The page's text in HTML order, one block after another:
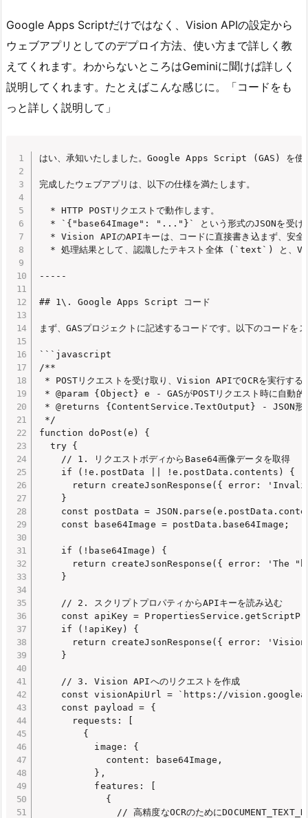
Google Apps Scriptだけではなく、Vision APIの設定から
ウェブアプリとしてのデプロイ方法、使い方まで詳しく教
えてくれます。わからないところはGeminiに聞けば詳しく
説明してくれます。たとえばこんな感じに。「コードをも
っと詳しく説明して」
はい、承知いたしました。Google Apps Script (GAS) を使用
完成したウェブアプリは、以下の仕様を満たします。
  * HTTP POSTリクエストで動作します。
* `{"base64Image": "..."}` という形式のJSONを受け
* Vision APIのAPIキーは、コードに直接書き込まず、安全
* 処理結果として、認識したテキスト全体 (`text`) と
-----
## 1\. Google Apps Script コード
まず、GASプロジェクトに記述するコードです。以下のコードを
```javascript
/**
* POSTリクエストを受け取り、Vision APIでOCRを実行する
* @param {Object} e - GASがPOSTリクエスト時に自動的
* @returns {ContentService.TextOutput} - JSON形式
*/
function doPost(e) {
  try {
    // 1. リクエストボディからBase64画像データを取得
    if (!e.postData || !e.postData.contents) {
return createJsonResponse({ error:
    }
const postData =
    const base64Image = postData.base64Image;
    if (!base64Image) {
return createJsonResponse({ error: 'The
    }
    // 2. スクリプトプロパティからAPIキーを読み込む
const apiKey =
    if (!apiKey) {
return createJsonResponse({ error:
    }
    // 3. Vision APIへのリクエストを作成
const visionApiUrl = `https://
    const payload = {
      requests: [
        {
          image: {
            content: base64Image,
          },
          features: [
            {
// 高精度なOCRのために